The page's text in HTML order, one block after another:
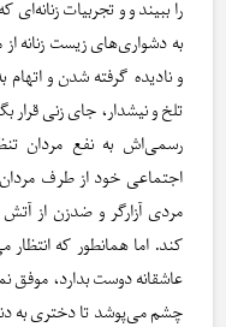
را ببیند و و تجربیات
به دشواری‌های زیست زنانه
و نادیده گرفته شدن و
تلخ و نیشدار، جای زنی قرار
رسمی‌اش به نفع مردان
اجتماعی خود از طرف مردان
مردی آزارگر و ضدزن از
کند. اما همانطور که انتظار
عاشقانه دوست بدارد، موفق
چشم می‌پوشد تا دختری به